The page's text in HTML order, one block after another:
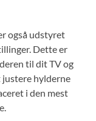
også udstyret
Dette er
til dit TV og
justere hylderne
i den mest